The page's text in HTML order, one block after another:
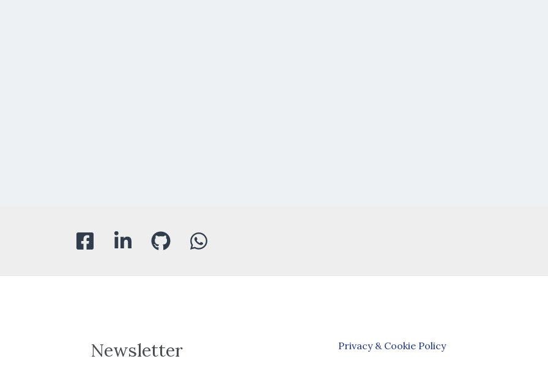
Newsletter Privacy & Cookie Policy